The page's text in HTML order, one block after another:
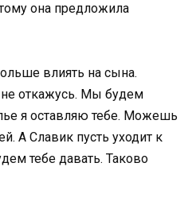
она предложила
влиять на сына.
не откажусь. Мы будем
я оставляю тебе. Можешь
А Славик пусть уходит к
тебе давать. Таково